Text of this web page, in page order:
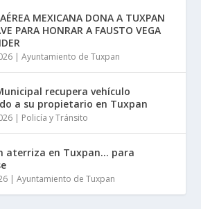
MEXICANA DONA A TUXPAN
PARA HONRAR A FAUSTO VEGA
|Ayuntamiento de Tuxpan
recupera vehículo
a su propietario en Tuxpan
| Policía y Tránsito
aterriza en Tuxpan… para
|Ayuntamiento de Tuxpan